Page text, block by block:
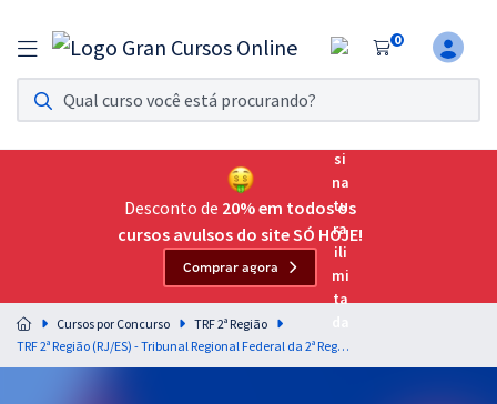
0
Assinatura Ilimitada 11
Acesso a todos os cursos. Teste grátis por 7 dias!
Assinatura OAB Até Passar
Acesso ilimitado a toda preparação para o Exame da
Residências Multiprofissionais
Preparação completa e intensiva para as principais
residências em saúde do Brasil
Desconto de 20% em todos os
cursos avulsos do site SÓ HOJE!
Comprar agora
Cursos por Concurso
TRF 2ª Região
TRF 2ª Região (RJ/ES) - Tribunal Regional Federal da 2ª Região - Noções de Gestão Estratégica - Professores: Leonardo Albernaz e Renato Lacerda